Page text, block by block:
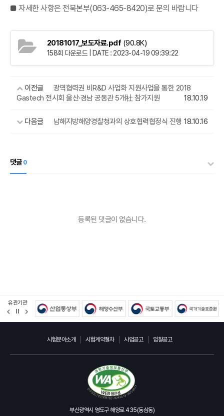
■ 자세한 사항은 전북본부(063-465-8420)로 문의 바랍니다
20181017_보도자료.pdf (90.8K)
158회 다운로드 | DATE : 2023-04-19 09:39:22
이전글
광역협력권 비R&D 사업화 지원사업을 통한 2018
Gastech 전시회 울산·경남 공동관 5개社 참가지원
18.10.19
다음글 남해지방해양경찰청과의 상호협력협정식 진행 18.10.16
댓글0
등록된 댓글이 없습니다.
유관기관
정
지
시험분야소개 시험계약절차 사업공고 입찰공고
부산광역시 영도구 해양로 435(동삼동)